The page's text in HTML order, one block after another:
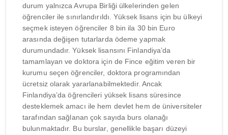
durum yalnızca Avrupa Birliği ülkelerinden gelen
öğrenciler ile sınırlandırıldı. Yüksek lisans için bu ülkeyi
seçmek isteyen öğrenciler 8 bin ila 30 bin Euro
arasında değişen tutarlarda ödeme yapmak
durumundadır. Yüksek lisansını Finlandiya’da
tamamlayan ve doktora için de Fince eğitim veren bir
kurumu seçen öğrenciler, doktora programından
ücretsiz olarak yararlanabilmektedir. Ancak
Finlandiya’da öğrencileri yüksek lisans süresince
desteklemek amacı ile hem devlet hem de üniversiteler
tarafından sağlanan çok sayıda burs olanağı
bulunmaktadır. Bu burslar, genellikle başarı düzeyi